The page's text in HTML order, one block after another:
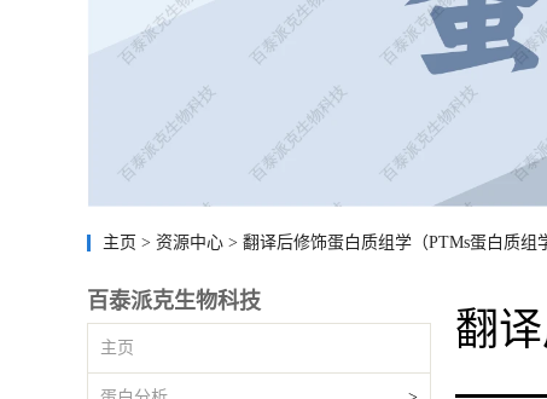
主页 > 资源中心 > 翻译后修饰蛋白质组学（PTMs蛋白质组
百泰派克生物科技
主页 翻